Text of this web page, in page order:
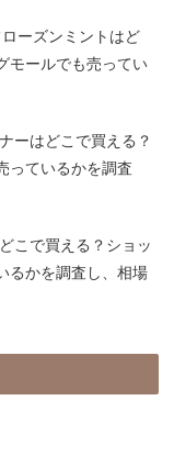
ーズンミントはど
モールでも売ってい
ーはどこで買える？
っているかを調査
こで買える？ショッ
るかを調査し、相場